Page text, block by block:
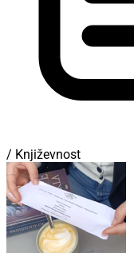
/ Književnost